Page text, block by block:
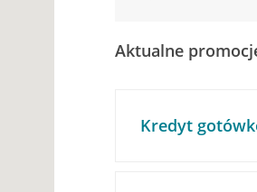
Aktualne
Kredyt